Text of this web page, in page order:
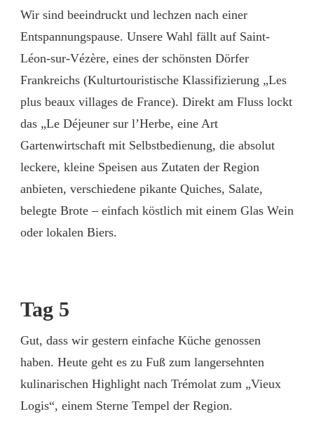
Wir sind beeindruckt und lechzen nach einer
Entspannungspause. Unsere Wahl fällt auf Saint-
Léon-sur-Vézère, eines der schönsten Dörfer
Frankreichs (Kulturtouristische Klassifizierung „Les
plus beaux villages de France). Direkt am Fluss lockt
das „Le Déjeuner sur l’Herbe, eine Art
Gartenwirtschaft mit Selbstbedienung, die absolut
leckere, kleine Speisen aus Zutaten der Region
anbieten, verschiedene pikante Quiches, Salate,
belegte Brote – einfach köstlich mit einem Glas Wein
oder lokalen Biers.
Tag 5
Gut, dass wir gestern einfache Küche genossen
haben. Heute geht es zu Fuß zum langersehnten
kulinarischen Highlight nach Trémolat zum „Vieux
Logis“, einem Sterne Tempel der Region.